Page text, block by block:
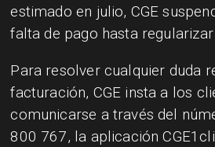
estimado en julio, CGE
falta de pago hasta
Para resolver cualquier duda
facturación, CGE insta a los
comunicarse a través del
800 767, la aplicación